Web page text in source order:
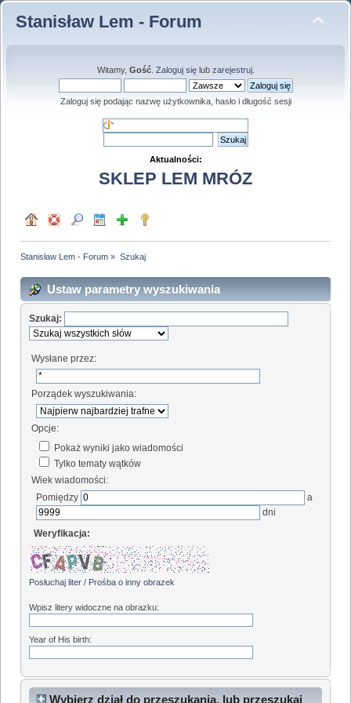
Stanisław Lem - Forum
Witamy, Gość. Zaloguj sięlub zarejestruj.
Zaloguj się podając nazwę użytkownika, hasło i długość sesji
Aktualności:
SKLEP LEM MRÓZ
Stanisław Lem - Forum » Szukaj
Ustaw parametry wyszukiwania
Szukaj:
Wysłane przez:
Porządek wyszukiwania:
Opcje:
Pokaż wyniki jako wiadomości
Tylko tematy wątków
Wiek wiadomości:
Pomiędzy
a
dni
Weryfikacja:
Posłuchaj liter / Prośba o inny obrazek
Wpisz litery widoczne na obrazku:
Year of His birth:
Wybierz dział do przeszukania, lub przeszukaj